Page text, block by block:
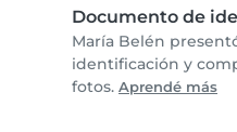
Documento de
María Belén
identificación y
fotos. Aprendé más